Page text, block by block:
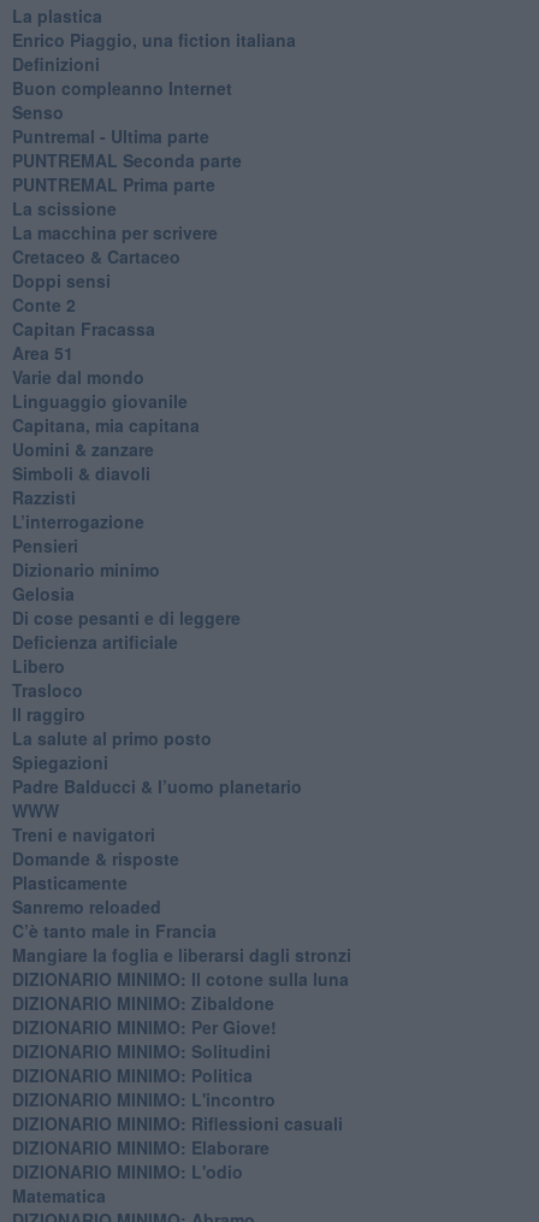
La plastica
​Enrico Piaggio, una fiction italiana
Definizioni
​Buon compleanno Internet
Senso
Puntremal - Ultima parte
PUNTREMAL Seconda parte
​PUNTREMAL Prima parte
La scissione
La macchina per scrivere
Cretaceo & Cartaceo
Doppi sensi
​Conte 2
​Capitan Fracassa
​Area 51
Varie dal mondo
​Linguaggio giovanile
​Capitana, mia capitana
Uomini & zanzare
​Simboli & diavoli
Razzisti
​L’interrogazione
Pensieri
​Dizionario minimo
Gelosia
Di cose pesanti e di leggere
​Deficienza artificiale
Libero
Trasloco
Il raggiro
​La salute al primo posto
Spiegazioni
Padre Balducci & l’uomo planetario
WWW
​Treni e navigatori
​Domande & risposte
​Plasticamente
Sanremo reloaded
C’è tanto male in Francia
​Mangiare la foglia e liberarsi dagli stronzi
DIZIONARIO MINIMO: Il cotone sulla luna
DIZIONARIO MINIMO: Zibaldone
DIZIONARIO MINIMO: Per Giove!
DIZIONARIO MINIMO: Solitudini
DIZIONARIO MINIMO: Politica
DIZIONARIO MINIMO: L'incontro
DIZIONARIO MINIMO: Riflessioni casuali
DIZIONARIO MINIMO: Elaborare
DIZIONARIO MINIMO: L'odio
​Matematica